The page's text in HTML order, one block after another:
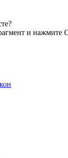
и нажмите